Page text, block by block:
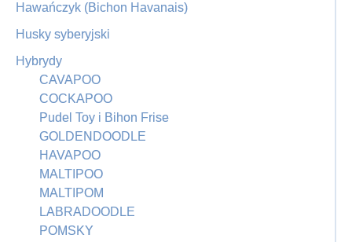
Hawańczyk (Bichon Havanais)
Husky syberyjski
Hybrydy
CAVAPOO
COCKAPOO
Pudel Toy i Bihon Frise
GOLDENDOODLE
HAVAPOO
MALTIPOO
MALTIPOM
LABRADOODLE
POMSKY